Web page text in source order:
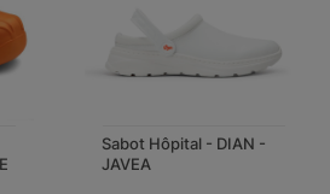
Sabot Hôpital - DIAN -
JAVEA